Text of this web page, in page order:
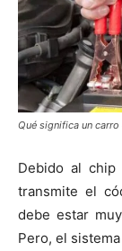
Qué significa un
Debido al chip
transmite el
debe estar
Pero, el